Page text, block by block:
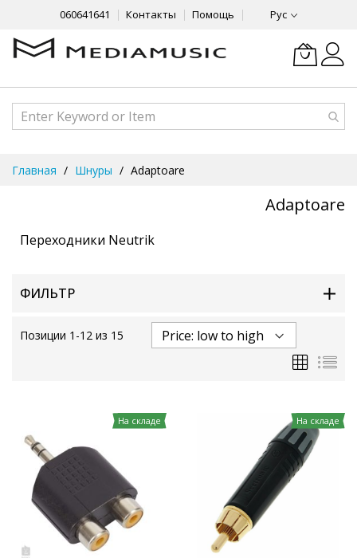
060641641 Контакты Помощь Рус
Главная Шнуры Adaptoare
Adaptoare
Переходники Neutrik
ФИЛЬТР
Позиции 1 -12 из 15
Сетка
На складе На складе